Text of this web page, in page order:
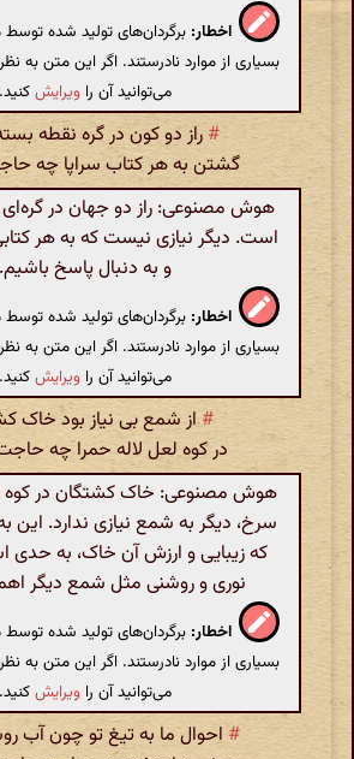
اخطار: برگردان‌های تولید شده
بسیاری از موارد نادرستند. اگر این متن به
می‌توانید آن را ویرایشکنید.
# راز دو کون در گره نقطه
گشتن به هر کتاب سراپا چه
هوش مصنوعی: راز دو جهان در گره‌ای
است. دیگر نیازی نیست که به هر
و به دنبال پاسخ باشیم.
اخطار: برگردان‌های تولید شده
بسیاری از موارد نادرستند. اگر این متن به
می‌توانید آن را ویرایشکنید.
#از شمع بی نیاز بود خاک
در کوه لعل لاله حمرا چه
هوش مصنوعی: خاک کشتگان در کوه
سرخ، دیگر به شمع نیازی ندارد. این
که زیبایی و ارزش آن خاک، به حدی
نوری و روشنی مثل شمع دیگر
اخطار: برگردان‌های تولید شده
بسیاری از موارد نادرستند. اگر این متن به
می‌توانید آن را ویرایشکنید.
# احوال ما به تیغ تو چون آب